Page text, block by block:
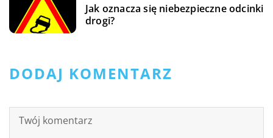
Jak oznacza się niebezpieczne odcinki
drogi?
DODAJ KOMENTARZ